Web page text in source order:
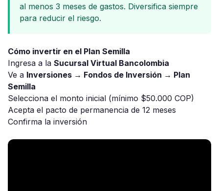
al menos 3 meses de gastos. Diversifica siempre
para reducir el riesgo.
Cómo invertir en el Plan Semilla
Ingresa a la Sucursal Virtual Bancolombia
Ve a Inversiones → Fondos de Inversión → Plan
Semilla
Selecciona el monto inicial (mínimo $50.000 COP)
Acepta el pacto de permanencia de 12 meses
Confirma la inversión